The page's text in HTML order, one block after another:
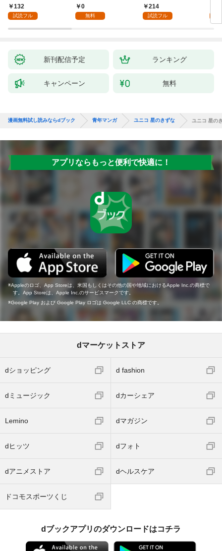
132
試読フル
0
無料
214
試読フル
新刊配信予定 ランキング
キャンペーン 無料
漫画無料試し読みならdブック 青年マンガ ユニコ 星のきずな ユニコ 星の
アプリならもっと便利で快適に！
Appleのロゴ、App Storeは、米国もしくはその他の国や地域におけるApple Inc.の商標で
す。App Storeは、Apple Inc.のサービスマークです。
Google Play および Google Play ロゴは Google LLC の商標です。
dマーケットストア
dショッピング d fashion
dミュージック dカーシェア
Lemino dマガジン
dヒッツ dフォト
dアニメストア dヘルスケア
ドコモスポーツくじ
dブックアプリのダウンロードはコチラ